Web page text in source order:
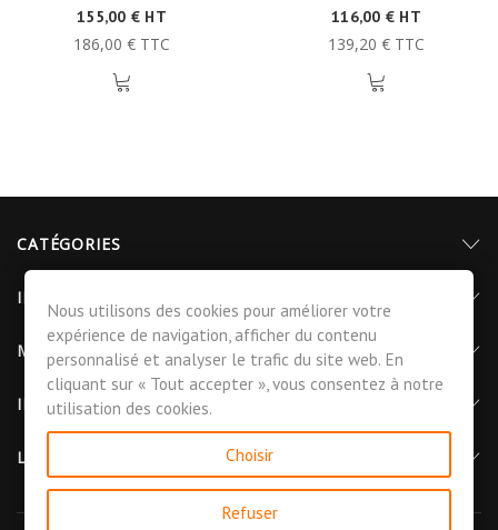
155,00 € HT
186,00 € TTC
116,00 € HT
139,20 € TTC
CATÉGORIES
INFORMATIONS
MON COMPTE
INFORMATIONS DE CONTACT
LETTRE D'INFORMATIONS
Nous utilisons des cookies pour améliorer votre
expérience de navigation, afficher du contenu
personnalisé et analyser le trafic du site web. En
cliquant sur « Tout accepter », vous consentez à notre
utilisation des cookies.
Choisir
Refuser